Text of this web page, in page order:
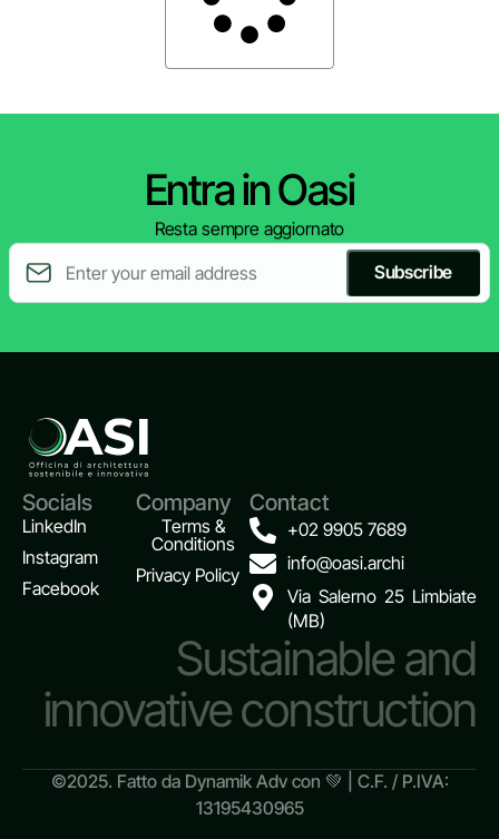
Entra in Oasi
Resta sempre aggiornato
Socials
LinkedIn
Instagram
Facebook
Company
Terms &
Conditions
Privacy Policy
Contact
+02 9905 7689
info@oasi.archi
Via Salerno 25 Limbiate
(MB)
Sustainable and
innovative construction
©2025. Fatto da Dynamik Advcon 💚 | C.F. / P.IVA:
13195430965